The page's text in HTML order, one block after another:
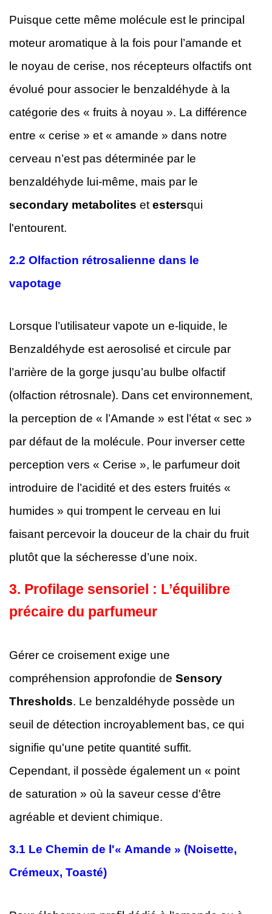
Puisque cette même molécule est le principal
moteur aromatique à la fois pour l’amande et
le noyau de cerise, nos récepteurs olfactifs ont
évolué pour associer le benzaldéhyde à la
catégorie des « fruits à noyau ». La différence
entre « cerise » et « amande » dans notre
cerveau n’est pas déterminée par le
benzaldéhyde lui-même, mais par le
secondary metabolites et estersqui
l'entourent.
2.2 Olfaction rétrosalienne dans le
vapotage
Lorsque l’utilisateur vapote un e-liquide, le
Benzaldéhyde est aerosolisé et circule par
l’arrière de la gorge jusqu’au bulbe olfactif
(olfaction rétrosnale). Dans cet environnement,
la perception de « l’Amande » est l’état « sec »
par défaut de la molécule. Pour inverser cette
perception vers « Cerise », le parfumeur doit
introduire de l’acidité et des esters fruités «
humides » qui trompent le cerveau en lui
faisant percevoir la douceur de la chair du fruit
plutôt que la sécheresse d’une noix.
3. Profilage sensoriel : L’équilibre
précaire du parfumeur
Gérer ce croisement exige une
compréhension approfondie de Sensory
Thresholds. Le benzaldéhyde possède un
seuil de détection incroyablement bas, ce qui
signifie qu'une petite quantité suffit.
Cependant, il possède également un « point
de saturation » où la saveur cesse d'être
agréable et devient chimique.
3.1 Le Chemin de l'« Amande » (Noisette,
Crémeux, Toasté)